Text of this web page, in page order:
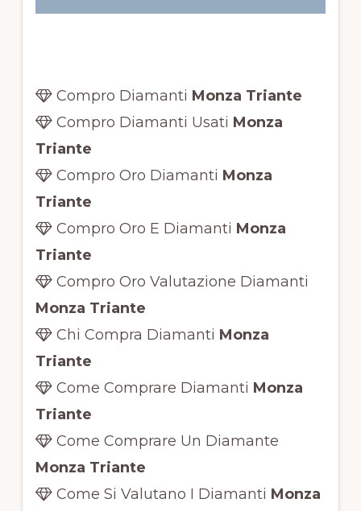
*
Compro Diamanti Monza Triante
Compro Diamanti Usati Monza
Triante
Compro Oro Diamanti Monza
Triante
Compro Oro E Diamanti Monza
Triante
Compro Oro Valutazione Diamanti
Monza Triante
Chi Compra Diamanti Monza
Triante
Come Comprare Diamanti Monza
Triante
Come Comprare Un Diamante
Monza Triante
Come Si Valutano I Diamanti Monza